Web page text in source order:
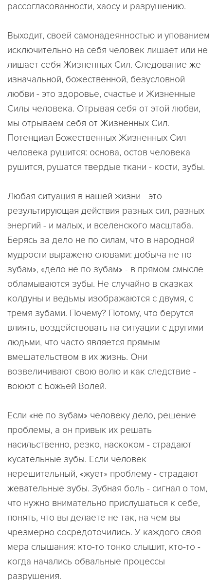
рассогласованности, хаосу и разрушению.
Выходит, своей самонадеянностью и упованием
исключительно на себя человек лишает или не
лишает себя Жизненных Сил. Следование же
изначальной, божественной, безусловной
любви - это здоровье, счастье и Жизненные
Силы человека. Отрывая себя от этой любви,
мы отрываем себя от Жизненных Сил.
Потенциал Божественных Жизненных Сил
человека рушится: основа, остов человека
рушится, рушатся твердые ткани - кости, зубы.
Любая ситуация в нашей жизни - это
результирующая действия разных сил, разных
энергий - и малых, и вселенского масштаба.
Берясь за дело не по силам, что в народной
мудрости выражено словами: добыча не по
зубам», «дело не по зубам» - в прямом смысле
обламываются зубы. Не случайно в сказках
колдуны и ведьмы изображаются с двумя, с
тремя зубами. Почему? Потому, что берутся
влиять, воздействовать на ситуации с другими
людьми, что часто является прямым
вмешательством в их жизнь. Они
возвеличивают свою волю и как следствие -
воюют с Божьей Волей.
Если «не по зубам» человеку дело, решение
проблемы, а он привык их решать
насильственно, резко, наскоком - страдают
кусательные зубы. Если человек
нерешительный, «жует» проблему - страдают
жевательные зубы. Зубная боль - сигнал о том,
что нужно внимательно прислушаться к себе,
понять, что вы делаете не так, на чем вы
чрезмерно сосредоточились. У каждого своя
мера слышания: кто-то тонко слышит, кто-то -
когда начались обвальные процессы
разрушения.